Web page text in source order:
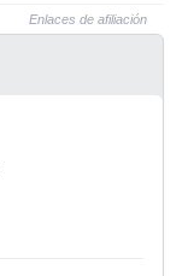
Enlaces de afiliación